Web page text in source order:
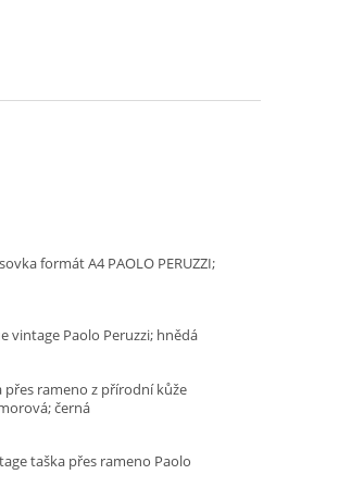
formát A4 PAOLO PERUZZI;
vintage Paolo Peruzzi; hnědá
přes rameno z přírodní kůže
černá
taška přes rameno Paolo